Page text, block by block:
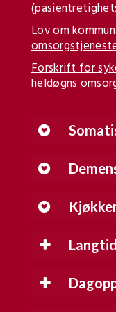
Lov om
Forskrift for
heldøgns